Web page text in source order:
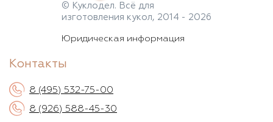
© Куклодел. Всё для
изготовления кукол, 2014 - 2026
Юридическая информация
Контакты
8 (495) 532-75-00
8 (926) 588-45-30